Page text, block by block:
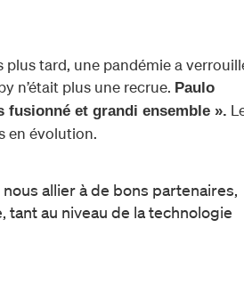
tard, une pandémie a
n’était plus une recrue. Paulo
fusionné et grandi ensemble ».
en évolution.
allier à de bons partenaires,
au niveau de la technologie